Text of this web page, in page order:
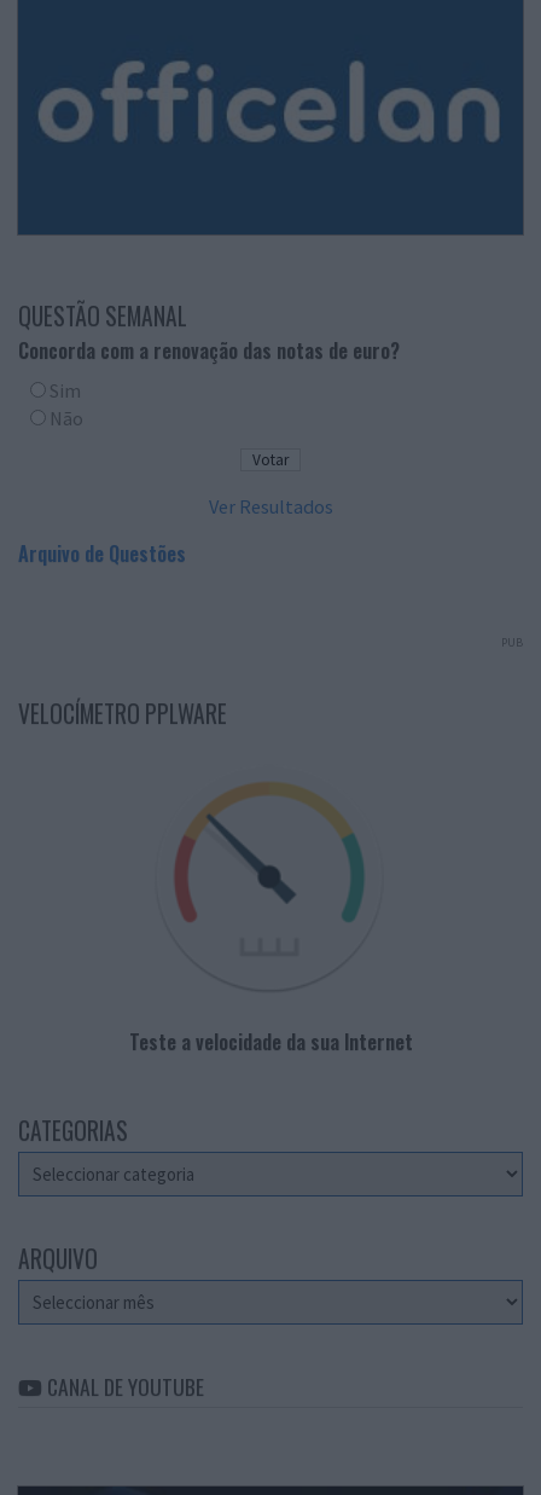
QUESTÃO SEMANAL
Concorda com a renovação das notas de euro?
Sim
Não
Ver Resultados
Arquivo de Questões
PUB
VELOCÍMETRO PPLWARE
Teste a velocidade da sua Internet
CATEGORIAS
Categorias
ARQUIVO
Arquivo
CANAL DE YOUTUBE